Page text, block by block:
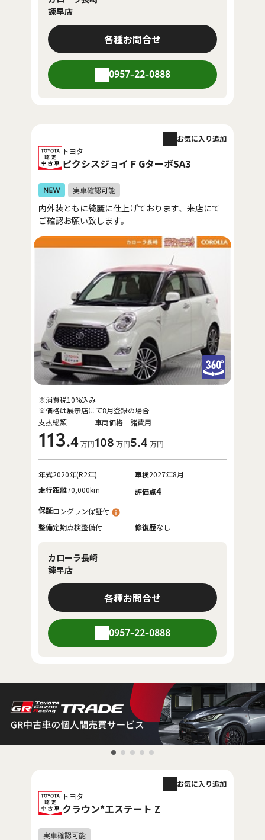
諫早店
各種お問合せ
0957-22-0888
トヨタ
ピクシスジョイ F GターボSA3
お気に入り追加
内外装ともに綺麗に仕上げております、来店にて
ご確認お願い致します。
支払総額
113.4 万円
車両価格
108 万円
諸費用
5.4 万円
※消費税10%込み
※価格は展示店にて8月登録の場合
年式2020年(R2年) 車検2027年8月
走行距離70,000km 評価点4
保証ロングラン保証付
整備定期点検整備付 修復歴なし
カローラ長崎
諫早店
各種お問合せ
0957-22-0888
トヨタ
クラウン*エステート Z
お気に入り追加